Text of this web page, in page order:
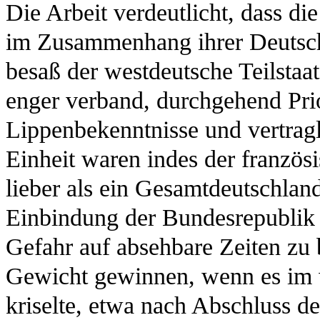
Die Arbeit verdeutlicht, dass
im Zusammenhang ihrer
besaß der westdeutsche
enger verband, durchgehend
Lippenbekenntnisse und
Einheit waren indes der
lieber als ein
Einbindung der
Gefahr auf absehbare Zeiten
Gewicht gewinnen, wenn es im
kriselte, etwa nach Abschluss